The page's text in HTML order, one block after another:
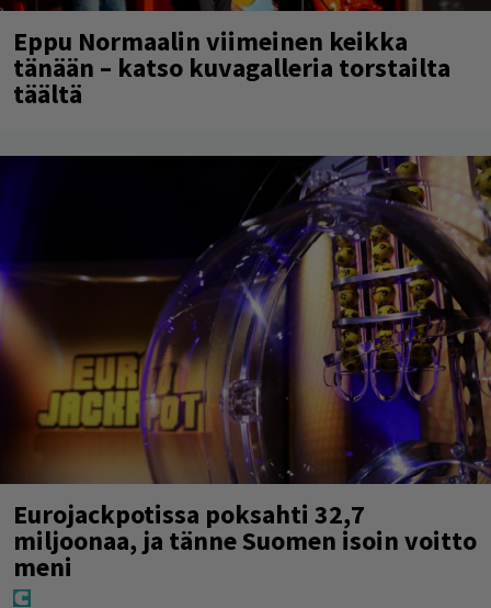
Eppu Normaalin viimeinen keikka
tänään – katso kuvagalleria torstailta
täältä
Eurojackpotissa poksahti 32,7
miljoonaa, ja tänne Suomen isoin voitto
meni